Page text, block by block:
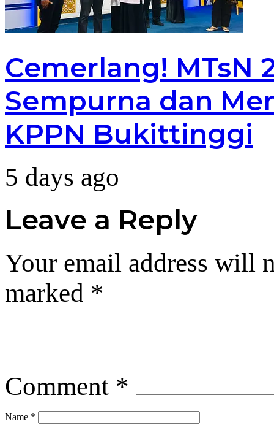
Cemerlang! MTsN
Sempurna dan
KPPN Bukittinggi
5 days ago
Leave a Reply
Your email address will
marked *
Comment *
Name *